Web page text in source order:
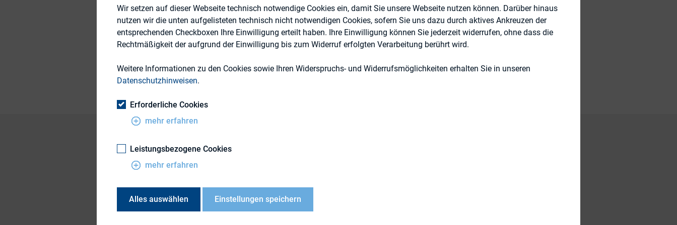
19. Mai 2009
Publikationsform DIRK-Publikationen
Prof. Dr. Miriam Meckel, Universität St. Gallen
Wir setzen auf dieser Webseite technisch notwendige Cookies ein, damit Sie unsere Webseite nutzen können. Darüber hinaus
nutzen wir die unten aufgelisteten technisch nicht notwendigen Cookies, sofern Sie uns dazu durch aktives Ankreuzen der
entsprechenden Checkboxen Ihre Einwilligung erteilt haben. Ihre Einwilligung können Sie jederzeit widerrufen, ohne dass die
Rechtmäßigkeit der aufgrund der Einwilligung bis zum Widerruf erfolgten Verarbeitung berührt wird.
Weitere Informationen zu den Cookies sowie Ihren Widerspruchs- und Widerrufsmöglichkeiten erhalten Sie in unseren
Datenschutzhinweisen.
Erforderliche Cookies
mehr erfahren
Leistungsbezogene Cookies
mehr erfahren
Alles auswählen Einstellungen speichern